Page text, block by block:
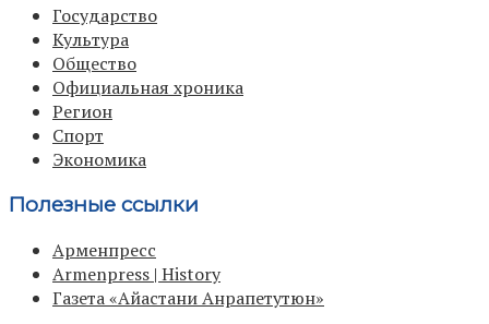
Государство
Культура
Общество
Официальная хроника
Регион
Спорт
Экономика
Полезные ссылки
Арменпресс
Armenpress | History
Газета «Айастани Анрапетутюн»